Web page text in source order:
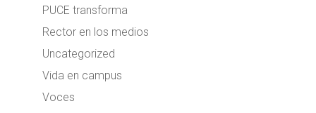
PUCE transforma
Rector en los medios
Uncategorized
Vida en campus
Voces